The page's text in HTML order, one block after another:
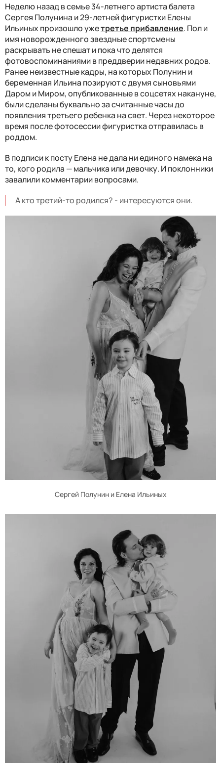
Неделю назад в семье 34-летнего артиста балета
Сергея Полунина и 29-летней фигуристки Елены
Ильиных произошло ужетретье прибавление. Пол и
имя новорожденного звездные спортсмены
раскрывать не спешат и пока что делятся
фотовоспоминаниями в преддверии недавних родов.
Ранее неизвестные кадры, на которых Полунин и
беременная Ильина позируют с двумя сыновьями
Даром и Миром, опубликованные в соцсетях накануне,
были сделаны буквально за считанные часы до
появления третьего ребенка на свет. Через некоторое
время после фотосессии фигуристка отправилась в
роддом.
В подписи к посту Елена не дала ни единого намека на
то, кого родила —мальчика или девочку. И поклонники
завалили комментарии вопросами.
А кто третий-то родился? - интересуются они.
Сергей Полунин и Елена Ильиных